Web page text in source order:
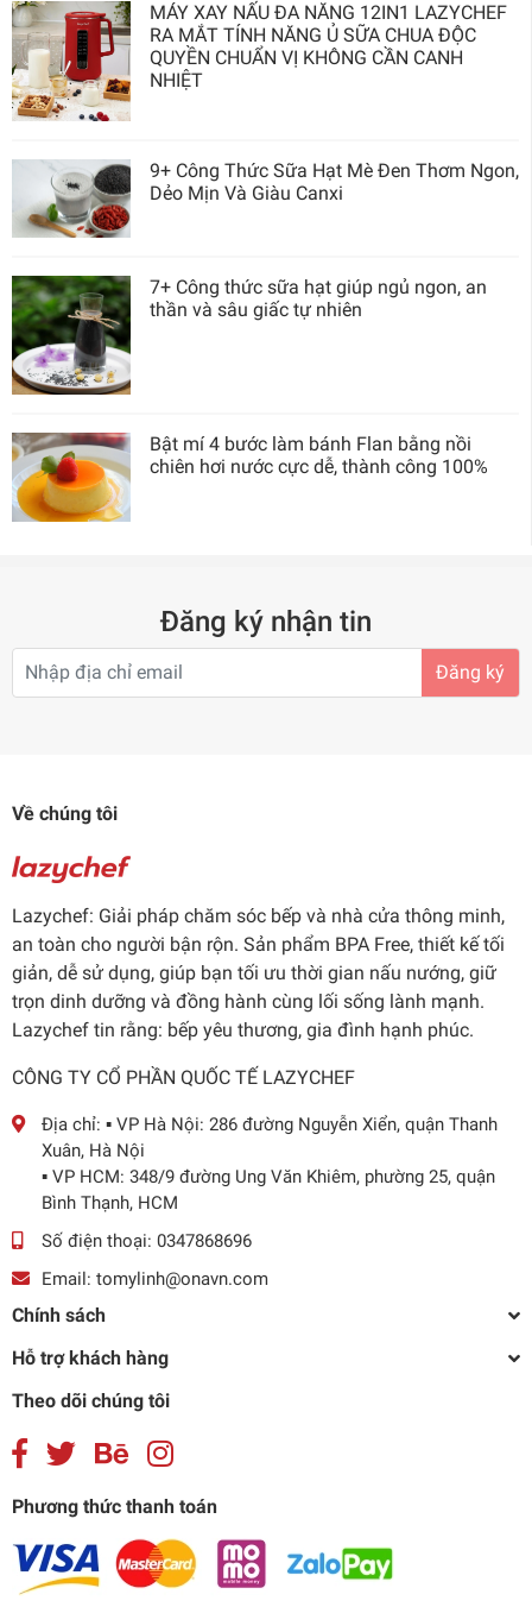
MÁY XAY NẤU ĐA NĂNG 12IN1 LAZYCHEF
RA MẮT TÍNH NĂNG Ủ SỮA CHUA ĐỘC
QUYỀN CHUẨN VỊ KHÔNG CẦN CANH
NHIỆT
9+ Công Thức Sữa Hạt Mè Đen Thơm Ngon,
Dẻo Mịn Và Giàu Canxi
7+ Công thức sữa hạt giúp ngủ ngon, an
thần và sâu giấc tự nhiên
Bật mí 4 bước làm bánh Flan bằng nồi
chiên hơi nước cực dễ, thành công 100%
Đăng ký nhận tin
Đăng ký
Về chúng tôi
Lazychef: Giải pháp chăm sóc bếp và nhà cửa thông minh,
an toàn cho người bận rộn. Sản phẩm BPA Free, thiết kế tối
giản, dễ sử dụng, giúp bạn tối ưu thời gian nấu nướng, giữ
trọn dinh dưỡng và đồng hành cùng lối sống lành mạnh.
Lazychef tin rằng: bếp yêu thương, gia đình hạnh phúc.
CÔNG TY CỔ PHẦN QUỐC TẾ LAZYCHEF
Địa chỉ: ▪️ VP Hà Nội: 286 đường Nguyễn Xiển, quận Thanh
Xuân, Hà Nội
▪️ VP HCM: 348/9 đường Ung Văn Khiêm, phường 25, quận
Bình Thạnh, HCM
Số điện thoại: 0347868696
Email: tomylinh@onavn.com
Chính sách
Hỗ trợ khách hàng
Theo dõi chúng tôi
Phương thức thanh toán